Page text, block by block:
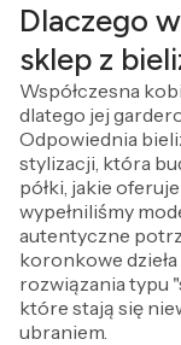
Dlaczego
sklep z
Współczesna
dlatego jej
Odpowiednia
stylizacji, która
półki, jakie
wypełniliśmy
autentyczne
koronkowe
rozwiązania typu
które stają się
ubraniem.